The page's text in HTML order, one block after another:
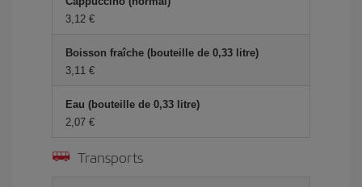
3,12 €
Boisson fraîche (bouteille de 0,33 litre)
3,11 €
Eau (bouteille de 0,33 litre)
2,07 €
Transports